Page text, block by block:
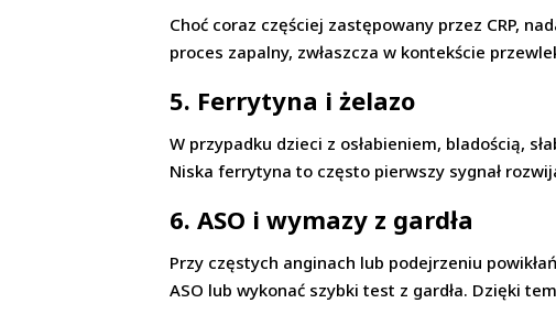
Choć coraz częściej zastępowany przez CRP,
proces zapalny, zwłaszcza w kontekście
5. Ferrytyna i żelazo
W przypadku dzieci z osłabieniem, bladością,
Niska ferrytyna to często pierwszy sygnał
6.ASO i wymazy z gardła
Przy częstych anginach lub podejrzeniu
ASO lub wykonać szybki test z gardła. Dzięki